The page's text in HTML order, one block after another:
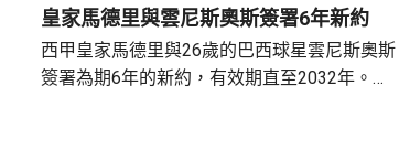
芬天奴擔任國際足協主席失去信心。國際職業
足球員協會則指責恩芬天奴嚴重濫用職權。
皇家馬德里與雲尼斯奧斯簽署6年新約
西甲皇家馬德里與26歲的巴西球星雲尼斯奧斯
簽署為期6年的新約，有效期直至2032年。雙